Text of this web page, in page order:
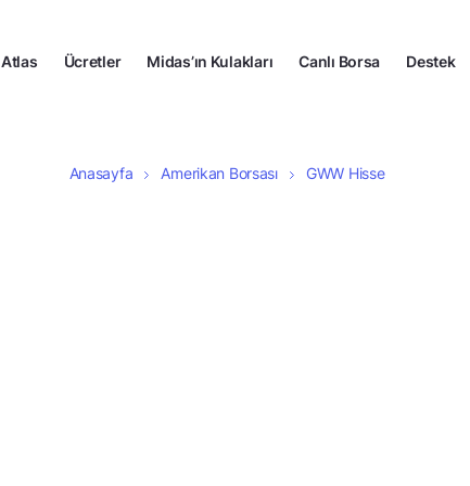
Atlas Ücretler Midas’ın Kulakları Canlı Borsa Destek
Anasayfa Amerikan Borsası GWW Hisse